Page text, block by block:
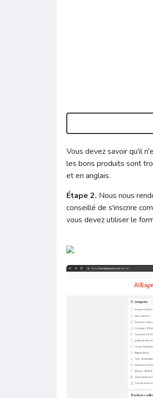
Vous devez savoir qu'il
les bons produits sont
et en anglais.
Étape 2. Nous nous
conseillé de s'inscrire
vous devez utiliser le